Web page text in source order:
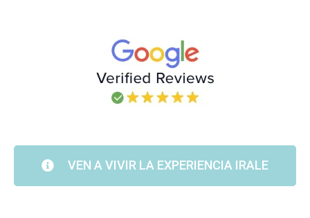
VEN A VIVIR LA EXPERIENCIA IRALE